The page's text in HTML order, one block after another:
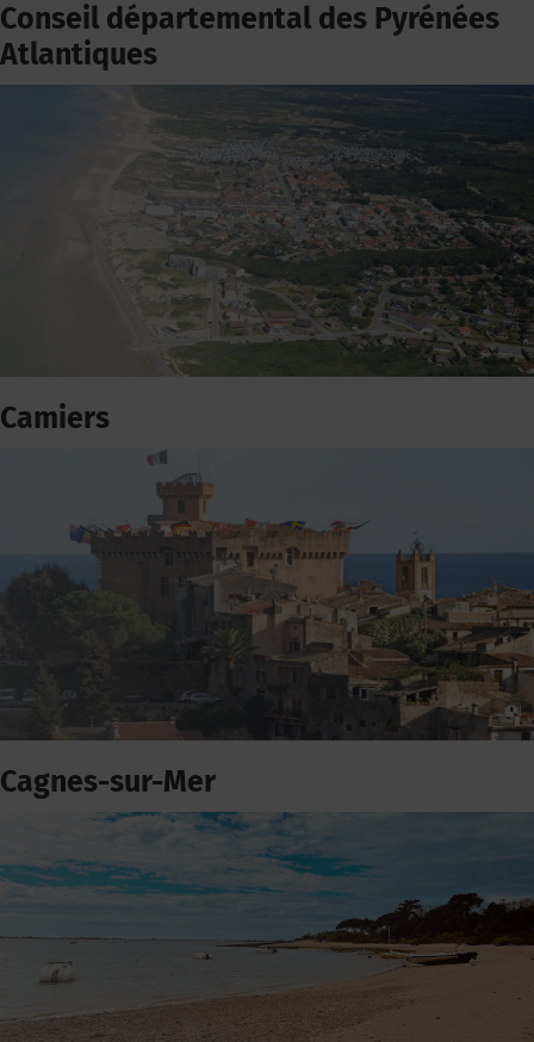
Conseil départemental des Pyrénées
Atlantiques
Camiers
Cagnes-sur-Mer